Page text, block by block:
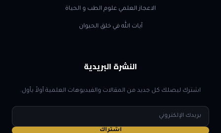
الاعجاز العلمي علوم الطب و الحياة
آيات الله في خلق الحيوان
النشرة البريدية
اشترك ليصلك كل جديد من المقالات والفيديوهات العلمية أولاً بأول.
البريد
الإلكتروني
اشتراك